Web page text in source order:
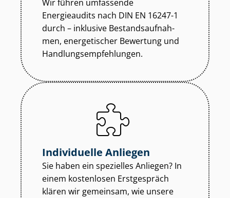
Wir führen umfassende
Energieaudits nach DIN EN 16247-1
durch – inklusive Be­stands­auf­nah­
men, energetischer Bewertung und
Hand­lungs­emp­feh­lun­gen.
Individuelle Anliegen
Sie haben ein spezielles Anliegen? In
einem kostenlosen Erstgespräch
klären wir gemeinsam, wie unsere